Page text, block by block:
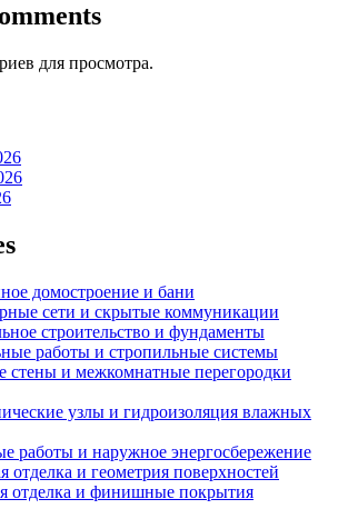
для просмотра.
домостроение и бани
сети и скрытые коммуникации
строительство и фундаменты
работы и стропильные системы
стены и межкомнатные перегородки
узлы и гидроизоляция влажных
работы и наружное энергосбережение
отделка и геометрия поверхностей
отделка и финишные покрытия